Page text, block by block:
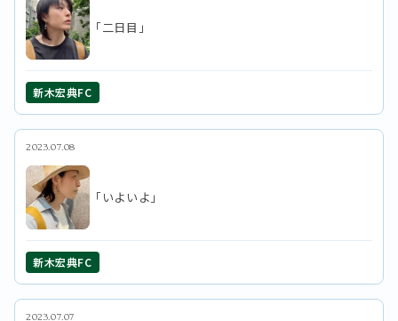
「二日目」
新木宏典FC
2023.07.08
「いよいよ」
新木宏典FC
2023.07.07